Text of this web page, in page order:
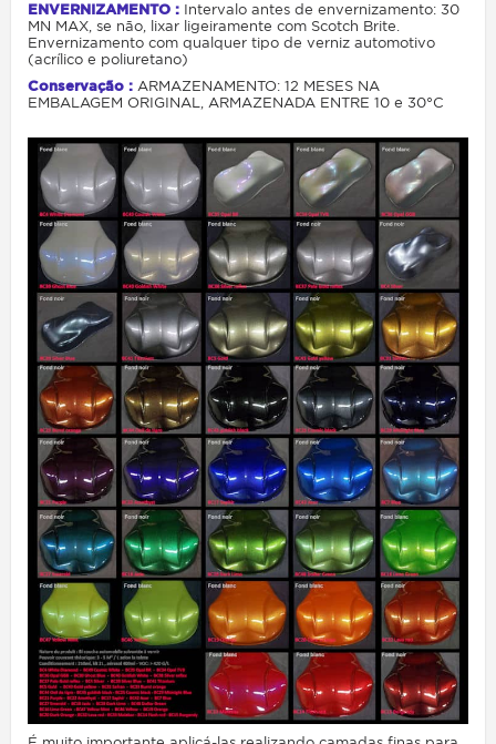
ENVERNIZAMENTO : Intervalo antes de envernizamento: 30
MN MAX, se não, lixar ligeiramente com Scotch Brite.
Envernizamento com qualquer tipo de verniz automotivo
(acrílico e poliuretano)
Conservação : ARMAZENAMENTO: 12 MESES NA
EMBALAGEM ORIGINAL, ARMAZENADA ENTRE 10 e 30°C